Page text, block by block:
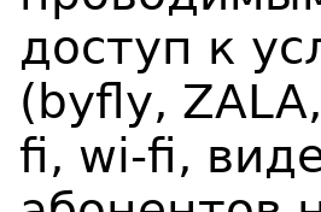
доступ к
(byfly, ZALA
fi, wi-fi,